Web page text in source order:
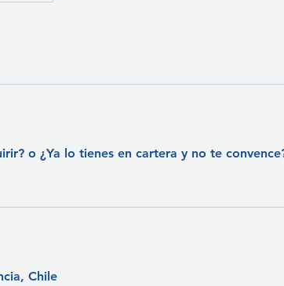
o ¿Ya lo tienes en cartera y no te
Chile